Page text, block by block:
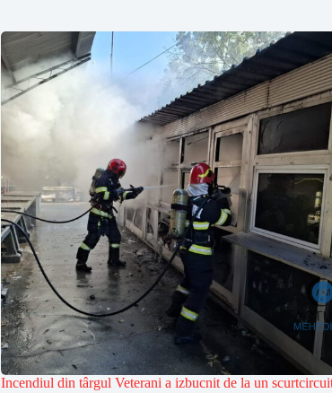
Incendiul din târgul Veterani a izbucnit de la un